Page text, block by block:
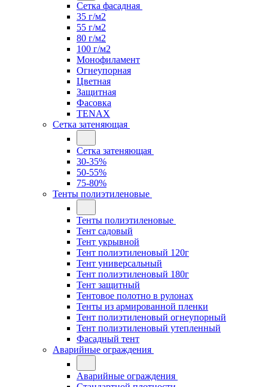
Сетка фасадная
35 г/м2
55 г/м2
80 г/м2
100 г/м2
Монофиламент
Огнеупорная
Цветная
Защитная
Фасовка
TENAX
Сетка затеняющая
Сетка затеняющая
30-35%
50-55%
75-80%
Тенты полиэтиленовые
Тенты полиэтиленовые
Тент садовый
Тент укрывной
Тент полиэтиленовый 120г
Тент универсальный
Тент полиэтиленовый 180г
Тент защитный
Тентовое полотно в рулонах
Тенты из армированной пленки
Тент полиэтиленовый огнеупорный
Тент полиэтиленовый утепленный
Фасадный тент
Аварийные ограждения
Аварийные ограждения